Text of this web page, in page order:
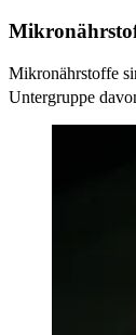
Mikronährstoffe
Untergruppe